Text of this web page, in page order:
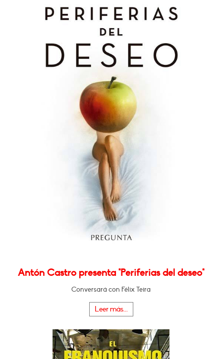
Antón Castro presenta "Periferias del deseo"
Conversará con Félix Teira
Leer más...